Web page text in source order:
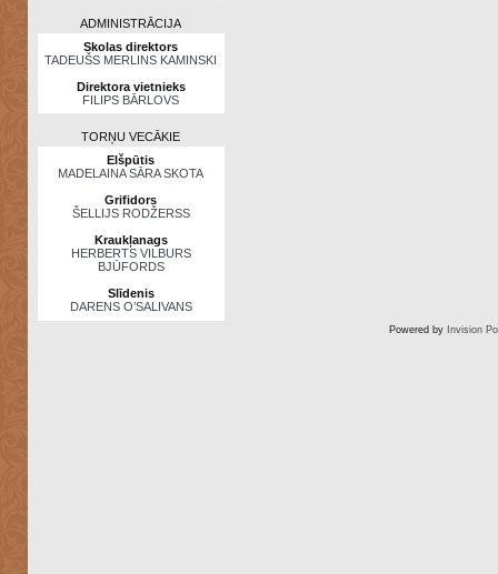
ADMINISTRĀCIJA
Skolas direktors
TADEUŠS MERLINS KAMINSKI
Direktora vietnieks
FILIPS BĀRLOVS
TORŅU VECĀKIE
Elšpūtis
MADELAINA SĀRA SKOTA
Grifidors
ŠELLIJS RODŽERSS
Kraukļanags
HERBERTS VILBURS
BJŪFORDS
Slīdenis
DARENS O’SALIVANS
Powered by Invision